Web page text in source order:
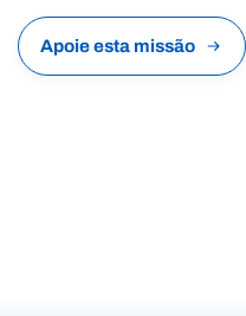
Apoie esta missão